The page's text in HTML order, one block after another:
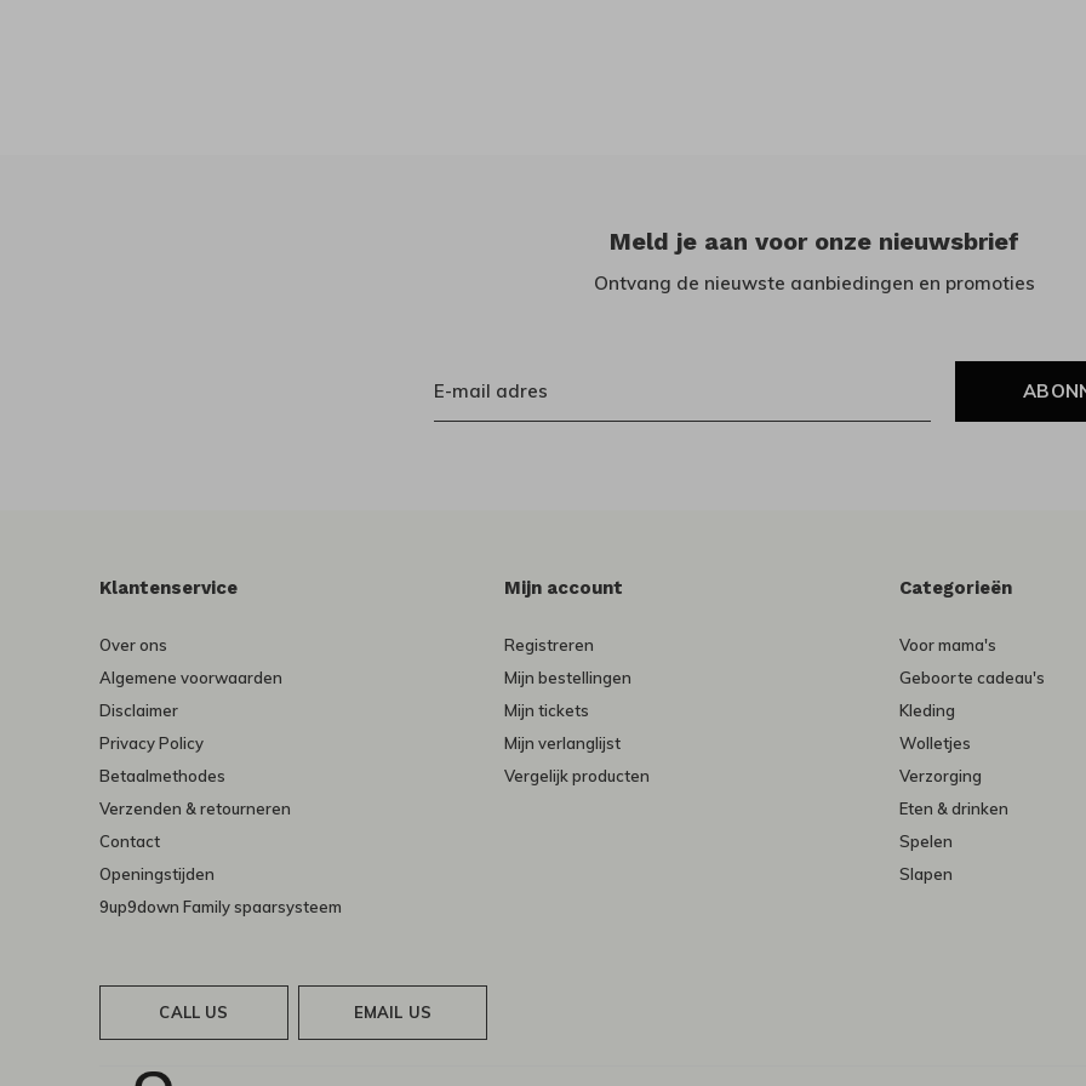
Meld je aan voor onze nieuwsbrief
Ontvang de nieuwste aanbiedingen en promoties
Klantenservice
Over ons
Algemene voorwaarden
Disclaimer
Privacy Policy
Betaalmethodes
Verzenden & retourneren
Contact
Openingstijden
9up9down Family spaarsysteem
Mijn account
Registreren
Mijn bestellingen
Mijn tickets
Mijn verlanglijst
Vergelijk producten
Categorieën
Voor mama's
Geboorte cadeau's
Kleding
Wolletjes
Verzorging
Eten & drinken
Spelen
Slapen
CALL US EMAIL US